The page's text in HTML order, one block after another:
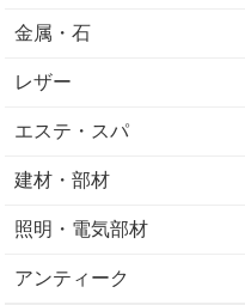
金属・石
レザー
エステ・スパ
建材・部材
照明・電気部材
アンティーク